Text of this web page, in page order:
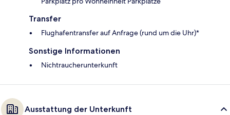
Transfer
Flughafentransfer auf Anfrage (rund um die Uhr)*
Sonstige Informationen
Nichtraucherunterkunft
Ausstattung der Unterkunft